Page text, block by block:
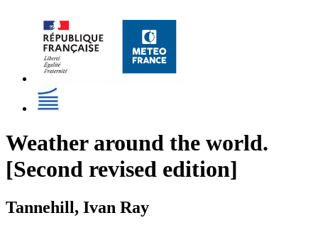
Weather around the world.
[Second revised edition]
Tannehill, Ivan Ray